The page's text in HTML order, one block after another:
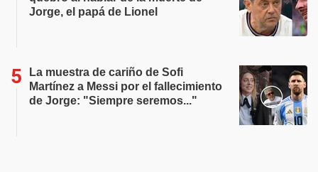
Jorge, el papá de Lionel
La muestra de cariño de Sofi
Martínez a Messi por el fallecimiento
de Jorge: "Siempre seremos..."